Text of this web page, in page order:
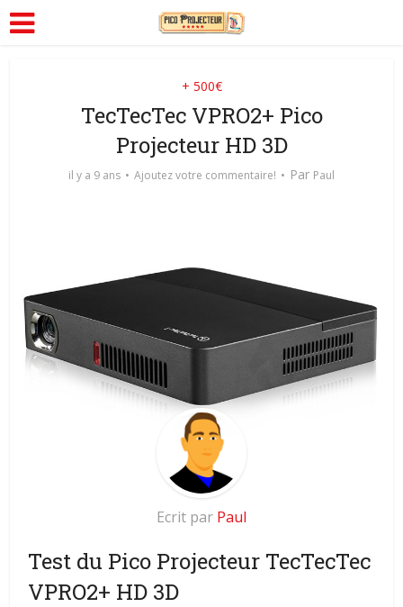
+ 500€
TecTecTec VPRO2+ Pico
Projecteur HD 3D
il y a 9 ans Ajoutez votre commentaire! Par Paul
Ecrit par Paul
Test du Pico Projecteur TecTecTec
VPRO2+ HD 3D